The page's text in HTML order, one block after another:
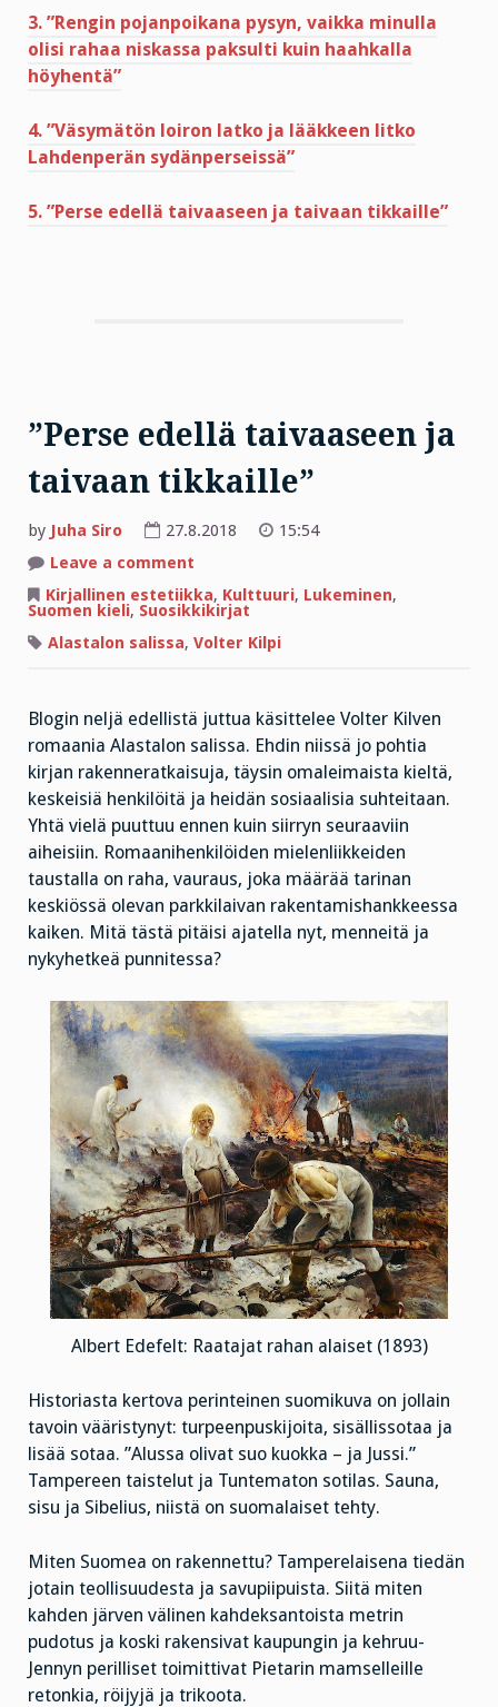
3. ”Rengin pojanpoikana pysyn, vaikka minulla
olisi rahaa niskassa paksulti kuin haahkalla
höyhentä”
4. ”Väsymätön loiron latko ja lääkkeen litko
Lahdenperän sydänperseissä”
5. ”Perse edellä taivaaseen ja taivaan tikkaille”
”Perse edellä taivaaseen ja
taivaan tikkaille”
by Juha Siro 27.8.2018
15:54
Leave a comment
edellä
taivaaseen
taivaan
tikkaille”
Kirjallinen estetiikka, Kulttuuri, Lukeminen,
Suomen kieli, Suosikkikirjat
Alastalon salissa, Volter Kilpi
Blogin neljä edellistä juttua käsittelee Volter Kilven
romaania Alastalon salissa. Ehdin niissä jo pohtia
kirjan rakenneratkaisuja, täysin omaleimaista kieltä,
keskeisiä henkilöitä ja heidän sosiaalisia suhteitaan.
Yhtä vielä puuttuu ennen kuin siirryn seuraaviin
aiheisiin. Romaanihenkilöiden mielenliikkeiden
taustalla on raha, vauraus, joka määrää tarinan
keskiössä olevan parkkilaivan rakentamishankkeessa
kaiken. Mitä tästä pitäisi ajatella nyt, menneitä ja
nykyhetkeä punnitessa?
Albert Edefelt: Raatajat rahan alaiset (1893)
Historiasta kertova perinteinen suomikuva on jollain
tavoin vääristynyt: turpeenpuskijoita, sisällissotaa ja
lisää sotaa. ”Alussa olivat suo kuokka – ja Jussi.”
Tampereen taistelut ja Tuntematon sotilas. Sauna,
sisu ja Sibelius, niistä on suomalaiset tehty.
Miten Suomea on rakennettu? Tamperelaisena tiedän
jotain teollisuudesta ja savupiipuista. Siitä miten
kahden järven välinen kahdeksantoista metrin
pudotus ja koski rakensivat kaupungin ja kehruu-
Jennyn perilliset toimittivat Pietarin mamselleille
retonkia, röijyjä ja trikoota.